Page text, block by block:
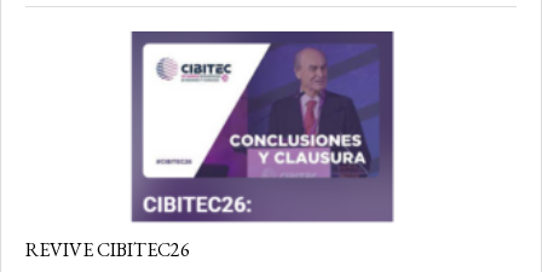
REVIVE CIBITEC26